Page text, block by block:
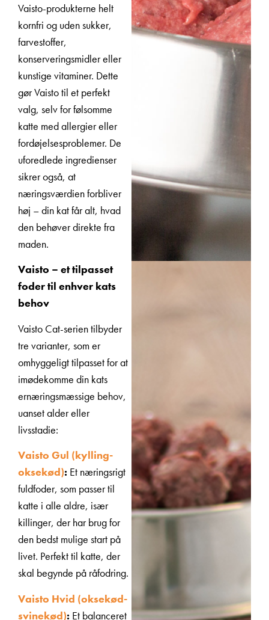
Vaisto-produkterne helt
kornfri og uden sukker,
farvestoffer,
konserveringsmidler eller
kunstige vitaminer. Dette
gør Vaisto til et perfekt
valg, selv for følsomme
katte med allergier eller
fordøjelsesproblemer. De
uforedlede ingredienser
sikrer også, at
næringsværdien forbliver
høj – din kat får alt, hvad
den behøver direkte fra
maden.
Vaisto – et tilpasset
foder til enhver kats
behov
Vaisto Cat-serien tilbyder
tre varianter, som er
omhyggeligt tilpasset for at
imødekomme din kats
ernæringsmæssige behov,
uanset alder eller
livsstadie:
Vaisto Gul (kylling-
oksekød): Et næringsrigt
fuldfoder, som passer til
katte i alle aldre, især
killinger, der har brug for
den bedst mulige start på
livet. Perfekt til katte, der
skal begynde på råfodring.
Vaisto Hvid (oksekød-
svinekød): Et balanceret